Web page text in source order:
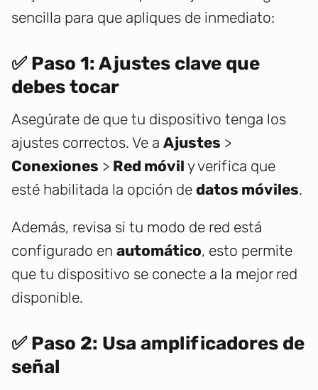
sencilla para que apliques de inmediato:
✅ Paso 1: Ajustes clave que
debes tocar
Asegúrate de que tu dispositivo tenga los
ajustes correctos. Ve a Ajustes >
Conexiones > Red móvil y verifica que
esté habilitada la opción de datos móviles.
Además, revisa si tu modo de red está
configurado en automático, esto permite
que tu dispositivo se conecte a la mejor red
disponible.
✅ Paso 2: Usa amplificadores de
señal